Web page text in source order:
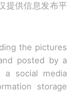
提供信息发布平
the pictures
posted by a
a social media
storage